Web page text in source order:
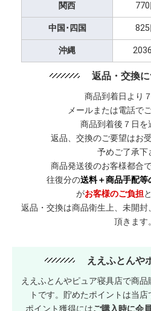
関西 770
中国･四国 825
沖縄
返品・交換
商品到着日より
メールまたは電話で
商品到着後７日を
返品、交換のご要望はお
予めご了承下
商品発送後のお客様都合
往復分の送料＋商品手配等
がお客様のご負担
返品・交換は商品衛生上、未開
頂きます。
ええふとんや
ええふとんやピュア寝具店で商
トです。貯めたポイントは当店
ポイント獲得にはご購入時に会